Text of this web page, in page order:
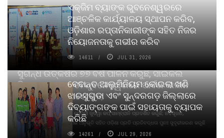
ସୁଗନ୍ଧ ଉତ୍କର୍ଷର ୭୭ ବର୍ଷ ପାଳନ କରୁଛି, ସାଇକଲ
ପିୟୋର୍‌ ଅଗରବତୀ ଭୁବନେଶ୍ୱରରେ ପାର୍ବଣ କାଳୀନ
ନବସୃଜନ ଉନ୍ମୋଚନ କଲା
ବାଉଁଶ ବିହୀନ କଠିନ ଧୂପ ଏବଂ ମେଦିନୀ ଜୁଡୱା କପ୍‌ ସାମ୍ବ୍ରାନି ପ୍ରଦର୍ଶିତ କରୁଛି; ନବସୃଜନ,
ଦୀର୍ଘସ୍ଥାୟିତା ଏବଂ ଆଧ୍ୟାତ୍ମିକ ଅନୁଭୂତି ସହିତ ଓଡ଼ିଶା ପ୍ରତି ପ୍ରତିବଦ୍ଧତା ପୁନଃ ସୁଦୃଢୀକରଣ କରୁଛି
ଏକ୍ଜିମ ବ୍ୟାଙ୍କ ଭୁବନେଶ୍ୱରରେ
ଆଞ୍ଚଳିକ କାର୍ଯ୍ୟାଳୟ ସ୍ଥାପନ କରିବ,
ଓଡ଼ିଶାର ରପ୍ତାନିକାରୀଙ୍କ ସହିତ ନିଜର
ନିୟୋଜନତାକୁ ଗଭୀର କରିବ
14611 JUL 31, 2026
ବେଦାନ୍ତ ଆଲୁମିନିୟମ କୋଇଲା ଖଣି
ଝାରସୁଗୁଡା ଏବଂ ସୁନ୍ଦରଗଡ଼ ଜିଲ୍ଲାରେ
ଦିବ୍ୟାଙ୍ଗଙ୍କ ପାଇଁ ସହାୟତାକୁ ବ୍ୟାପକ
କରିଛି
14261 JUL 29, 2026